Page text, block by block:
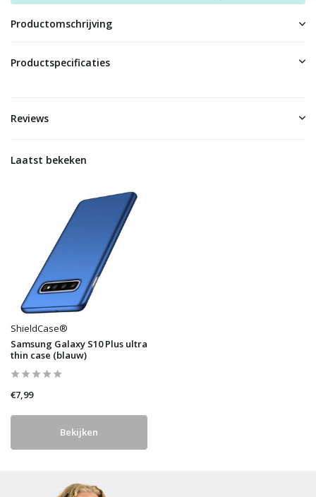
Productomschrijving
Productspecificaties
Reviews
Laatst bekeken
ShieldCase®
Samsung Galaxy S10 Plus ultra
thin case (blauw)
€7,99
Bekijken